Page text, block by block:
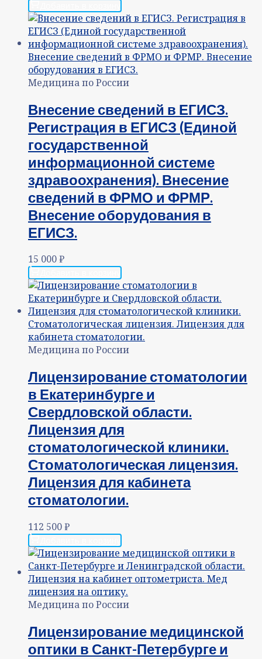
Медицина по России
Внесение сведений в ЕГИСЗ.
Регистрация в ЕГИСЗ (Единой
государственной
информационной системе
здравоохранения). Внесение
сведений в ФРМО и ФРМР.
Внесение оборудования в
ЕГИСЗ.
15 000₽
Медицина по России
Лицензирование стоматологии
в Екатеринбурге и
Свердловской области.
Лицензия для
стоматологической клиники.
Стоматологическая лицензия.
Лицензия для кабинета
стоматологии.
112 500₽
Медицина по России
Лицензирование медицинской
оптики в Санкт-Петербурге и